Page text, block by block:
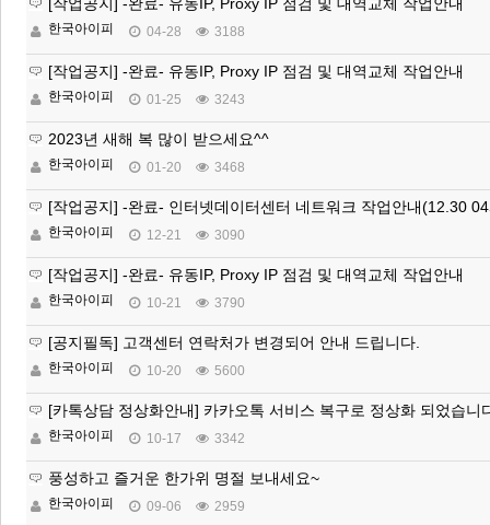
한국아이피 04-28 3188
[작업공지] -완료- 유동IP, Proxy IP 점검 및 대역교체 작업안내
한국아이피 01-25 3243
2023년 새해 복 많이 받으세요^^
한국아이피 01-20 3468
[작업공지] -완료- 인터넷데이터센터 네트워크 작업안내(12.30
한국아이피 12-21 3090
[작업공지] -완료- 유동IP, Proxy IP 점검 및 대역교체 작업안내
한국아이피 10-21 3790
[공지필독] 고객센터 연락처가 변경되어 안내 드립니다.
한국아이피 10-20 5600
[카톡상담 정상화안내] 카카오톡 서비스 복구로 정상화 되었습니
한국아이피 10-17 3342
풍성하고 즐거운 한가위 명절 보내세요~
한국아이피 09-06 2959